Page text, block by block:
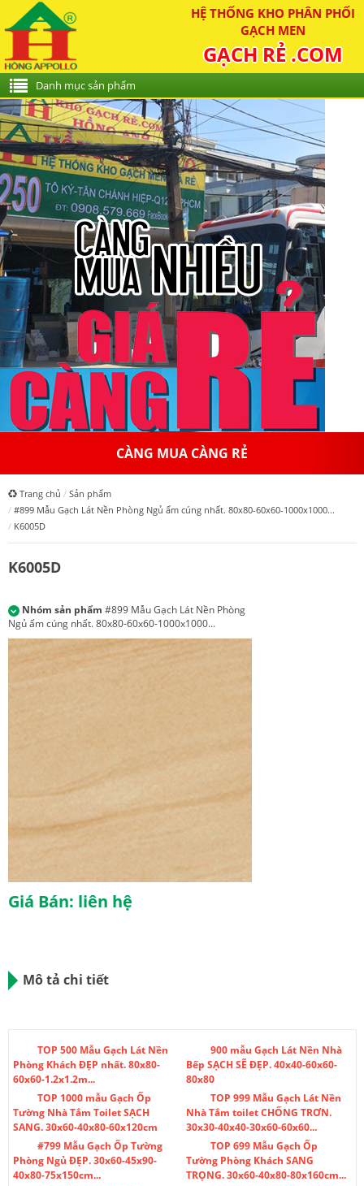
HỆ THỐNG KHO PHÂN PHỐI
GẠCH MEN
GẠCH RẺ .COM
Danh mục sản phẩm
CÀNG MUA CÀNG RẺ
Trang chủ
Sản phẩm
#899 Mẫu Gạch Lát Nền Phòng Ngủ ấm cúng nhất. 80x80-60x60-1000x1000...
K6005D
K6005D
Nhóm sản phẩm #899 Mẫu Gạch Lát Nền Phòng
Ngủ ấm cúng nhất. 80x80-60x60-1000x1000...
Giá Bán: liên hệ
Mô tả chi tiết
TOP 500 Mẫu Gạch Lát Nền
Phòng Khách ĐẸP nhất. 80x80-
60x60-1.2x1.2m...
900 mẫu Gạch Lát Nền Nhà
Bếp SẠCH SẼ ĐẸP. 40x40-60x60-
80x80
TOP 1000 mẫu Gạch Ốp
Tường Nhà Tắm Toilet SẠCH
SANG. 30x60-40x80-60x120cm
TOP 999 Mẫu Gạch Lát Nền
Nhà Tắm toilet CHỐNG TRƠN.
30x30-40x40-30x60-60x60...
#799 Mẫu Gạch Ốp Tường
Phòng Ngủ ĐẸP. 30x60-45x90-
40x80-75x150cm...
TOP 699 Mẫu Gạch Ốp
Tường Phòng Khách SANG
TRỌNG. 30x60-40x80-80x160cm...